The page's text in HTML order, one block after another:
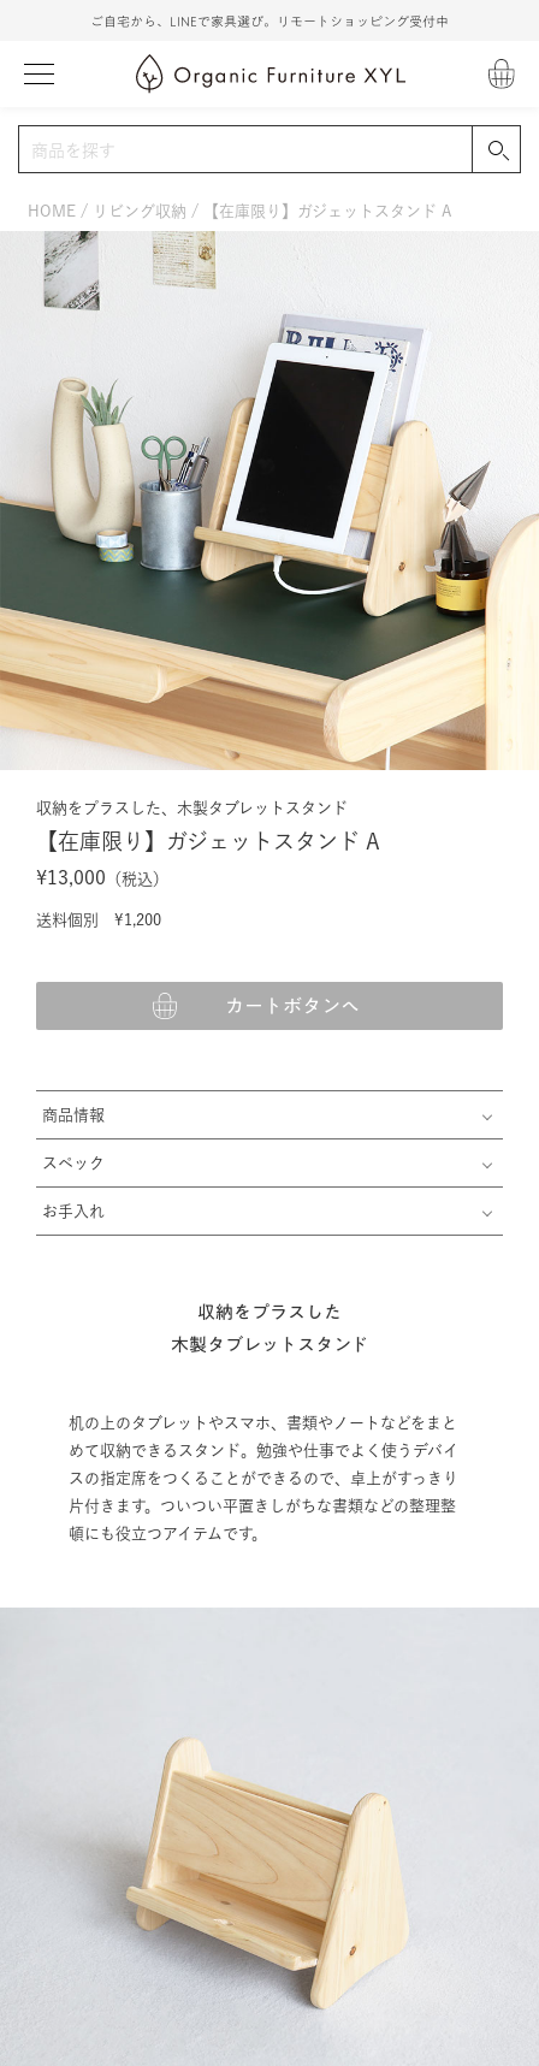
ご自宅から、LINEで家具選び。リモートショッピング受付中
HOME リビング収納 【在庫限り】ガジェットスタンド A
収納をプラスした、木製タブレットスタンド
【在庫限り】ガジェットスタンド A
¥13,000 （税込）
送料個別 ¥1,200
カートボタンへ
商品情報
スペック
お手入れ
収納をプラスした
木製タブレットスタンド
机の上のタブレットやスマホ、書類やノートなどをまと
めて収納できるスタンド。勉強や仕事でよく使うデバイ
スの指定席をつくることができるので、卓上がすっきり
片付きます。ついつい平置きしがちな書類などの整理整
頓にも役立つアイテムです。